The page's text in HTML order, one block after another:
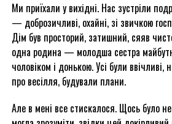
Ми приїхали у вихідні. Нас зустріли
— доброзичливі, охайні, зі звичкою
Дім був просторий, затишний, сяяв
одна родина — молодша сестра
чоловіком і донькою. Усі були
про весілля, будували плани.
Але в мені все стискалося. Щось було